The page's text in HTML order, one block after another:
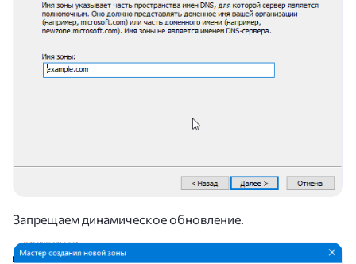
Запрещаем динамическое обновление.